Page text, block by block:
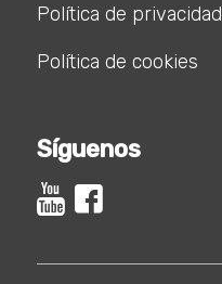
Política de privacidad
Política de cookies
Síguenos